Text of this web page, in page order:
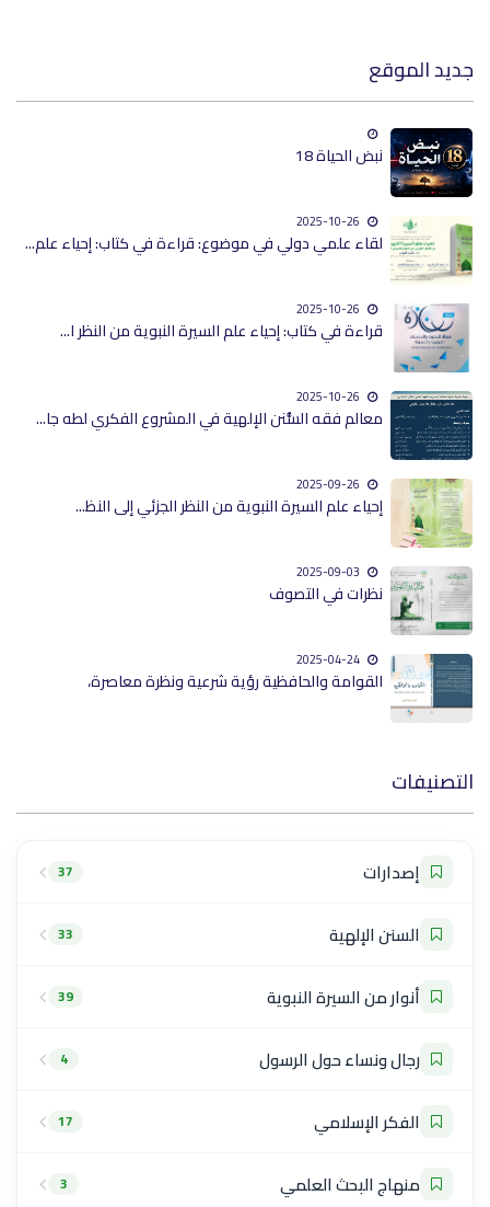
جديد الموقع
نبض الحياة 18
لقاء علمي دولي في موضوع: قراءة في كتاب: إحياء علم...
قراءة في كتاب: إحياء علم السيرة النبوية من النظر ا...
معالم فقه السُّنن الإلهية في المشروع الفكري لطه جا...
إحياء علم السيرة النبوية من النظر الجزئي إلى النظ...
نظرات في التصوف
القوامة والحافظية رؤية شرعية ونظرة معاصرة،
التصنيفات
إصدارات 37
السنن الإلهية 33
أنوار من السيرة النبوية 39
رجال ونساء حول الرسول 4
الفكر الإسلامي 17
منهاج البحث العلمي 3